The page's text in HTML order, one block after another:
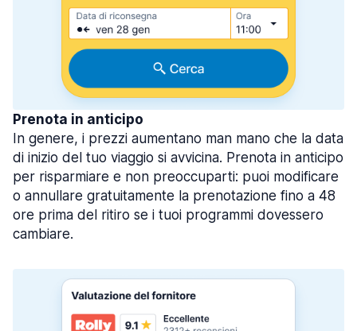
Prenota in anticipo
In genere, i prezzi aumentano man mano che la data
di inizio del tuo viaggio si avvicina. Prenota in anticipo
per risparmiare e non preoccuparti: puoi modificare
o annullare gratuitamente la prenotazione fino a 48
ore prima del ritiro se i tuoi programmi dovessero
cambiare.